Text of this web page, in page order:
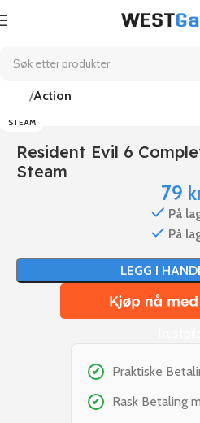
Action
STEAM
Resident Evil 6
Steam
79
På
På
LEGG I
✔ Praktiske
✔ Rask Betaling